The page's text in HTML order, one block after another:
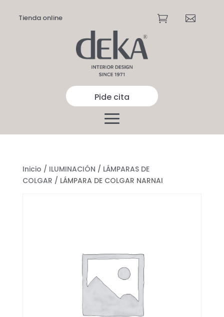
Tienda online  
Pide cita
Inicio / ILUMINACIÓN / LÁMPARAS DE
COLGAR / LÁMPARA DE COLGAR NARNAI